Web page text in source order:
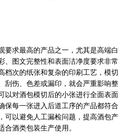
要求最高的产品之一，尤其是高端白
、图文完整性和表面洁净度要求非常
档次的纸张和复杂的印刷工艺，模切
刮伤、色差或漏印，就会严重影响整
以对酒包模切后的小张进行全面表面
保每一张进入后道工序的产品都符合
可以避免人工漏检问题，提高酒包产
合酒类包装生产使用。